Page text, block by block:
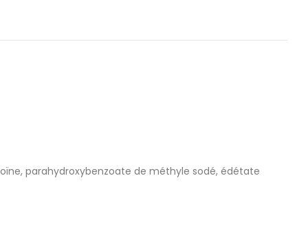
parahydroxybenzoate de méthyle sodé, édétate